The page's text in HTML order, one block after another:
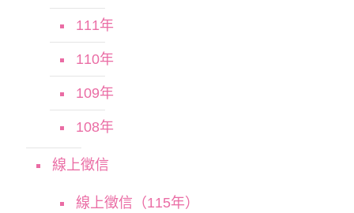
111年
110年
109年
108年
線上徵信
線上徵信（115年）